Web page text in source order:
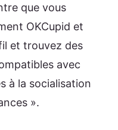
que vous
OKCupid et
et trouvez des
avec
à la socialisation
».